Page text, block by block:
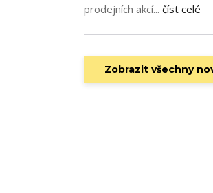
prodejních akcí... číst celé
Zobrazit všechny